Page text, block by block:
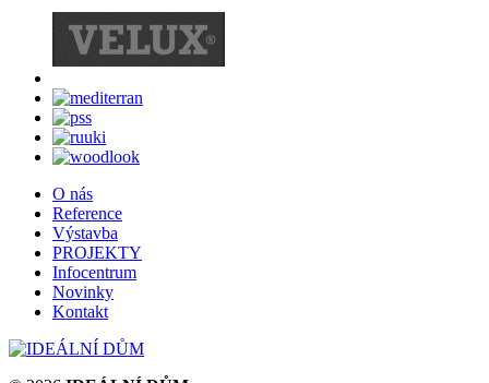
O nás
Reference
Výstavba
PROJEKTY
Infocentrum
Novinky
Kontakt